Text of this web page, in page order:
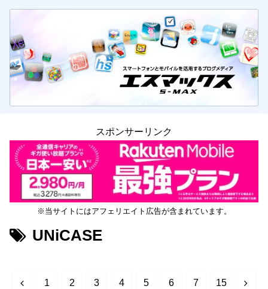
スポンサーリンク
※当サイトにはアフェリエイト広告が含まれています。
UNiCASE
前 1 2 3 4 5 6 7 15 次